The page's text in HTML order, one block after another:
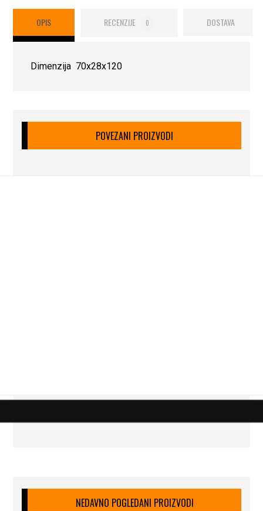
OPIS RECENZIJE 0 DOSTAVA
Dimenzija 70x28x120
POVEZANI PROIZVODI
NEDAVNO POGLEDANI PROIZVODI